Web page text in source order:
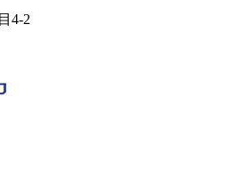
4-2